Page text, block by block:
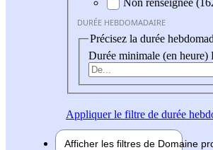
Non renseignée
DURÉE HEBDOMADAIRE
Précisez la durée
Durée minimale (en heure)
Appliquerle filtre de durée
Afficher les filtres de Domaine